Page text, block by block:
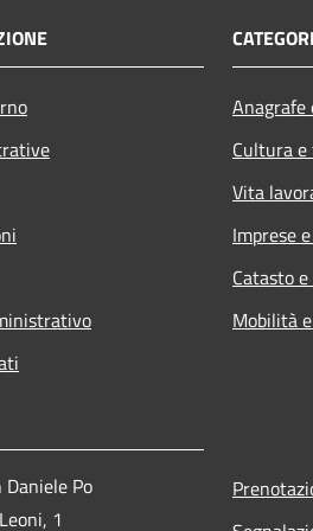
Cultura
Vita
Imprese
Catasto
Mobilità
Daniele Po
1